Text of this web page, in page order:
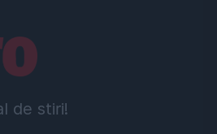
de stiri!